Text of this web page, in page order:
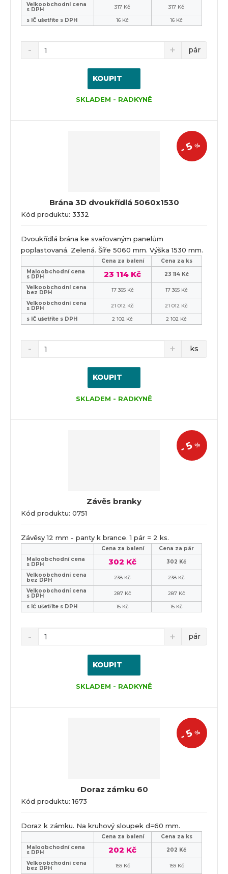
Velkoobchodní cena
s DPH 317 Kč
317 Kč
s IČ ušetříte s DPH
16 Kč 16 Kč
pár
KOUPIT
SKLADEM - RADKYNĚ
Brána 3D dvoukřídlá 5060x1530
Kód produktu: 3332
-5%
Dvoukřídlá brána ke svařovaným panelům
poplastovaná. Zelená. Šíře 5060 mm. Výška 1530 mm.
Cena za balení
Cena za ks
Maloobchodní cena
s DPH 23 114 Kč
23 114 Kč
Velkoobchodní cena
bez DPH 17 365 Kč
17 365 Kč
Velkoobchodní cena
s DPH 21 012 Kč
21 012 Kč
s IČ ušetříte s DPH
2 102 Kč 2 102 Kč
ks
KOUPIT
SKLADEM - RADKYNĚ
Závěs branky
Kód produktu: 0751
-
5%
Závěsy 12 mm - panty k brance. 1 pár = 2 ks.
Cena za balení
Cena za pár
Maloobchodní cena
s DPH 302 Kč
302 Kč
Velkoobchodní cena
bez DPH 238 Kč
238 Kč
Velkoobchodní cena
s DPH 287 Kč
287 Kč
s IČ ušetříte s DPH
15 Kč 15 Kč
pár
KOUPIT
SKLADEM - RADKYNĚ
Doraz zámku 60
Kód produktu: 1673
-5%
Doraz k zámku. Na kruhový sloupek d=60 mm.
Cena za balení
Cena za ks
Maloobchodní cena
s DPH 202 Kč
202 Kč
Velkoobchodní cena
bez DPH 159 Kč 159 Kč